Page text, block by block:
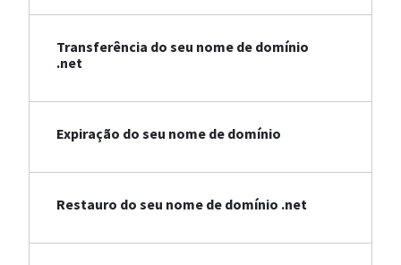
Transferência do seu nome de domínio
.net
Expiração do seu nome de domínio
Restauro do seu nome de domínio .net